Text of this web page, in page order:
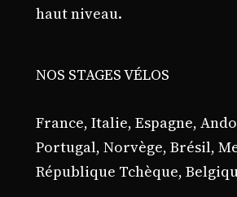
haut niveau.
NOS STAGES VÉLOS
France, Italie, Espagne,
Portugal, Norvège, Brésil,
République Tchèque,